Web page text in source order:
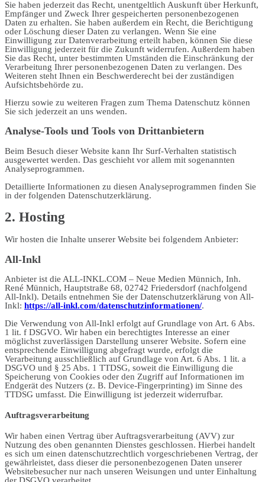
Sie haben jederzeit das Recht, unentgeltlich Auskunft über Herkunft,
Empfänger und Zweck Ihrer gespeicherten personenbezogenen
Daten zu erhalten. Sie haben außerdem ein Recht, die Berichtigung
oder Löschung dieser Daten zu verlangen. Wenn Sie eine
Einwilligung zur Datenverarbeitung erteilt haben, können Sie diese
Einwilligung jederzeit für die Zukunft widerrufen. Außerdem haben
Sie das Recht, unter bestimmten Umständen die Einschränkung der
Verarbeitung Ihrer personenbezogenen Daten zu verlangen. Des
Weiteren steht Ihnen ein Beschwerderecht bei der zuständigen
Aufsichtsbehörde zu.
Hierzu sowie zu weiteren Fragen zum Thema Datenschutz können
Sie sich jederzeit an uns wenden.
Analyse-Tools und Tools von Dritt­anbietern
Beim Besuch dieser Website kann Ihr Surf-Verhalten statistisch
ausgewertet werden. Das geschieht vor allem mit sogenannten
Analyseprogrammen.
Detaillierte Informationen zu diesen Analyseprogrammen finden Sie
in der folgenden Datenschutzerklärung.
2. Hosting
Wir hosten die Inhalte unserer Website bei folgendem Anbieter:
All-Inkl
Anbieter ist die ALL-INKL.COM – Neue Medien Münnich, Inh.
René Münnich, Hauptstraße 68, 02742 Friedersdorf (nachfolgend
All-Inkl). Details entnehmen Sie der Datenschutzerklärung von All-
Inkl: https://all-inkl.com/datenschutzinformationen/.
Die Verwendung von All-Inkl erfolgt auf Grundlage von Art. 6 Abs.
1 lit. f DSGVO. Wir haben ein berechtigtes Interesse an einer
möglichst zuverlässigen Darstellung unserer Website. Sofern eine
entsprechende Einwilligung abgefragt wurde, erfolgt die
Verarbeitung ausschließlich auf Grundlage von Art. 6 Abs. 1 lit. a
DSGVO und § 25 Abs. 1 TTDSG, soweit die Einwilligung die
Speicherung von Cookies oder den Zugriff auf Informationen im
Endgerät des Nutzers (z. B. Device-Fingerprinting) im Sinne des
TTDSG umfasst. Die Einwilligung ist jederzeit widerrufbar.
Auftragsverarbeitung
Wir haben einen Vertrag über Auftragsverarbeitung (AVV) zur
Nutzung des oben genannten Dienstes geschlossen. Hierbei handelt
es sich um einen datenschutzrechtlich vorgeschriebenen Vertrag, der
gewährleistet, dass dieser die personenbezogenen Daten unserer
Websitebesucher nur nach unseren Weisungen und unter Einhaltung